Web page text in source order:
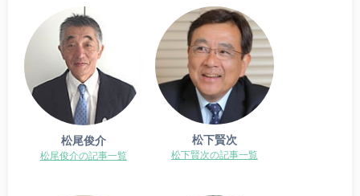
松尾俊介
松尾俊介の記事一覧
松下賢次
松下賢次の記事一覧